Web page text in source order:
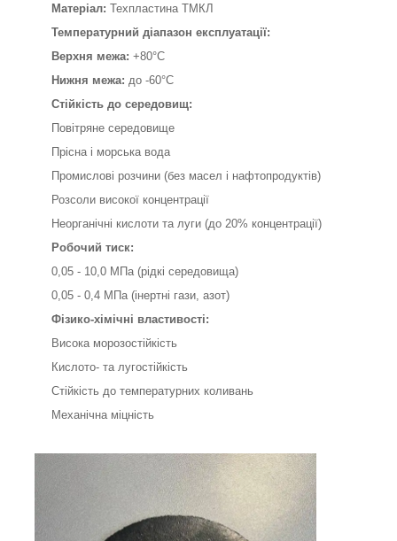
Матеріал: Техпластина ТМКЛ
Температурний діапазон експлуатації:
Верхня межа: +80°C
Нижня межа: до -60°C
Стійкість до середовищ:
Повітряне середовище
Прісна і морська вода
Промислові розчини (без масел і нафтопродуктів)
Розсоли високої концентрації
Неорганічні кислоти та луги (до 20% концентрації)
Робочий тиск:
0,05 - 10,0 МПа (рідкі середовища)
0,05 - 0,4 МПа (інертні гази, азот)
Фізико-хімічні властивості:
Висока морозостійкість
Кислото- та лугостійкість
Стійкість до температурних коливань
Механічна міцність